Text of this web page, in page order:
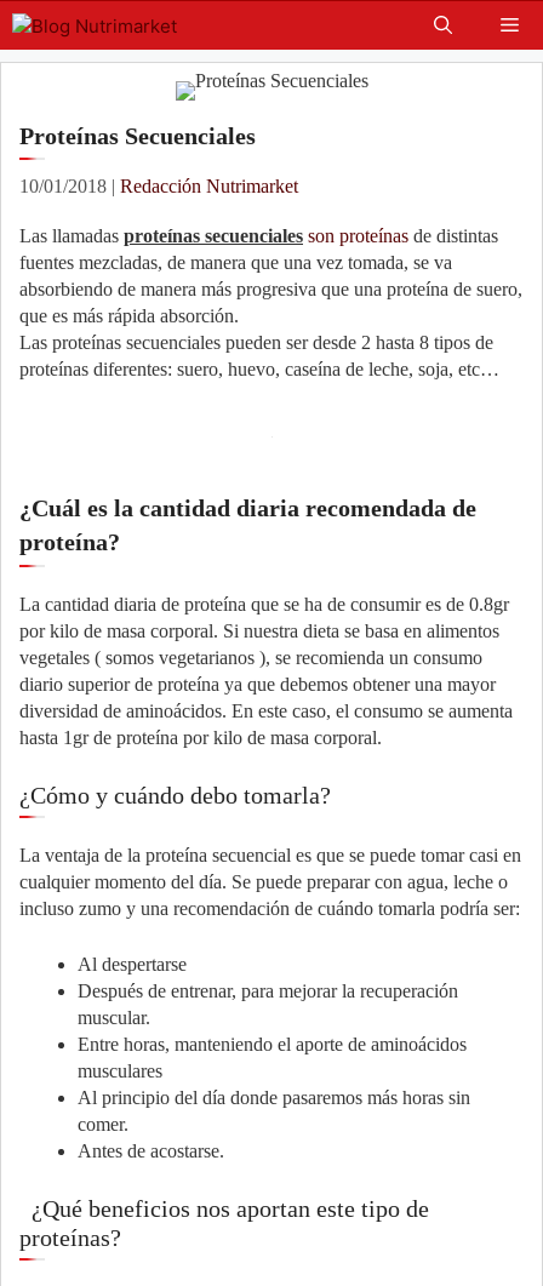
Skip
to
content
Proteínas Secuenciales
10/01/2018 | Redacción Nutrimarket
Las llamadas proteínas secuenciales son proteínas de distintas
fuentes mezcladas, de manera que una vez tomada, se va
absorbiendo de manera más progresiva que una proteína de suero,
que es más rápida absorción.
Las proteínas secuenciales pueden ser desde 2 hasta 8 tipos de
proteínas diferentes: suero, huevo, caseína de leche, soja, etc…
¿Cuál es la cantidad diaria recomendada de
proteína?
La cantidad diaria de proteína que se ha de consumir es de 0.8gr
por kilo de masa corporal. Si nuestra dieta se basa en alimentos
vegetales ( somos vegetarianos ), se recomienda un consumo
diario superior de proteína ya que debemos obtener una mayor
diversidad de aminoácidos. En este caso, el consumo se aumenta
hasta 1gr de proteína por kilo de masa corporal.
¿Cómo y cuándo debo tomarla?
La ventaja de la proteína secuencial es que se puede tomar casi en
cualquier momento del día. Se puede preparar con agua, leche o
incluso zumo y una recomendación de cuándo tomarla podría ser:
Al despertarse
Después de entrenar, para mejorar la recuperación
muscular.
Entre horas, manteniendo el aporte de aminoácidos
musculares
Al principio del día donde pasaremos más horas sin
comer.
Antes de acostarse.
¿Qué beneficios nos aportan este tipo de
proteínas?